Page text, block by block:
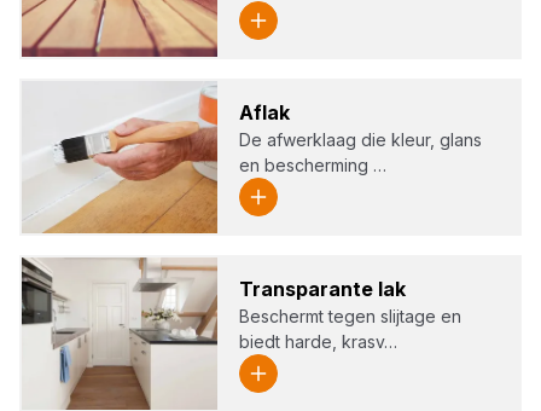
Aflak
De afwerklaag die kleur, glans
en bescherming …
Trans­pa­ran­te lak
Beschermt tegen slijtage en
biedt harde, krasv…